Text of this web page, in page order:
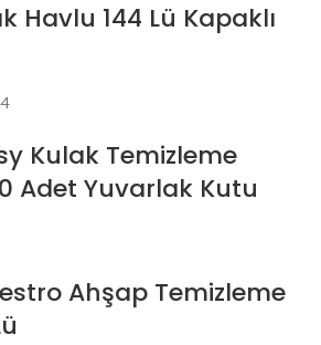
Havlu 144 Lü Kapaklı
Kulak Temizleme
Adet Yuvarlak Kutu
Ahşap Temizleme